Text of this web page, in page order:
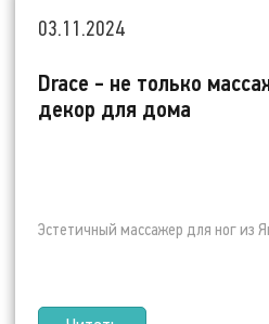
03.11.2024
Drace - не только
декор для дома
Эстетичный массажер для ног из